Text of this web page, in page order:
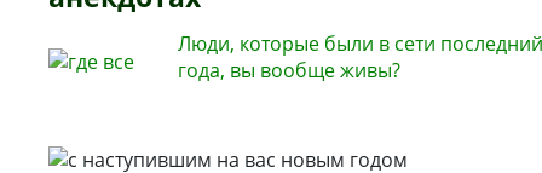
Люди, которые были в сети
года, вы вообще живы?